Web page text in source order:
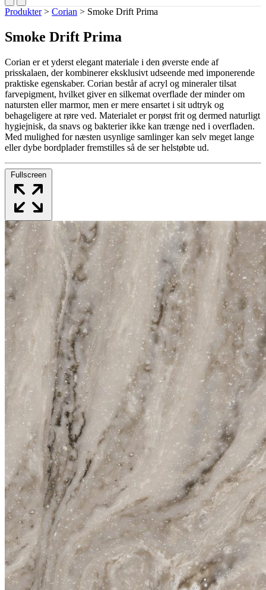
Produkter > Corian > Smoke Drift Prima
Smoke Drift Prima
Corian er et yderst elegant materiale i den øverste ende af
prisskalaen, der kombinerer eksklusivt udseende med imponerende
praktiske egenskaber. Corian består af acryl og mineraler tilsat
farvepigment, hvilket giver en silkemat overflade der minder om
natursten eller marmor, men er mere ensartet i sit udtryk og
behageligere at røre ved. Materialet er porøst frit og dermed naturligt
hygiejnisk, da snavs og bakterier ikke kan trænge ned i overfladen.
Med mulighed for næsten usynlige samlinger kan selv meget lange
eller dybe bordplader fremstilles så de ser helstøbte ud.
Fullscreen